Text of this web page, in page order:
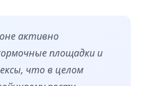
активно
площадки и
что в целом